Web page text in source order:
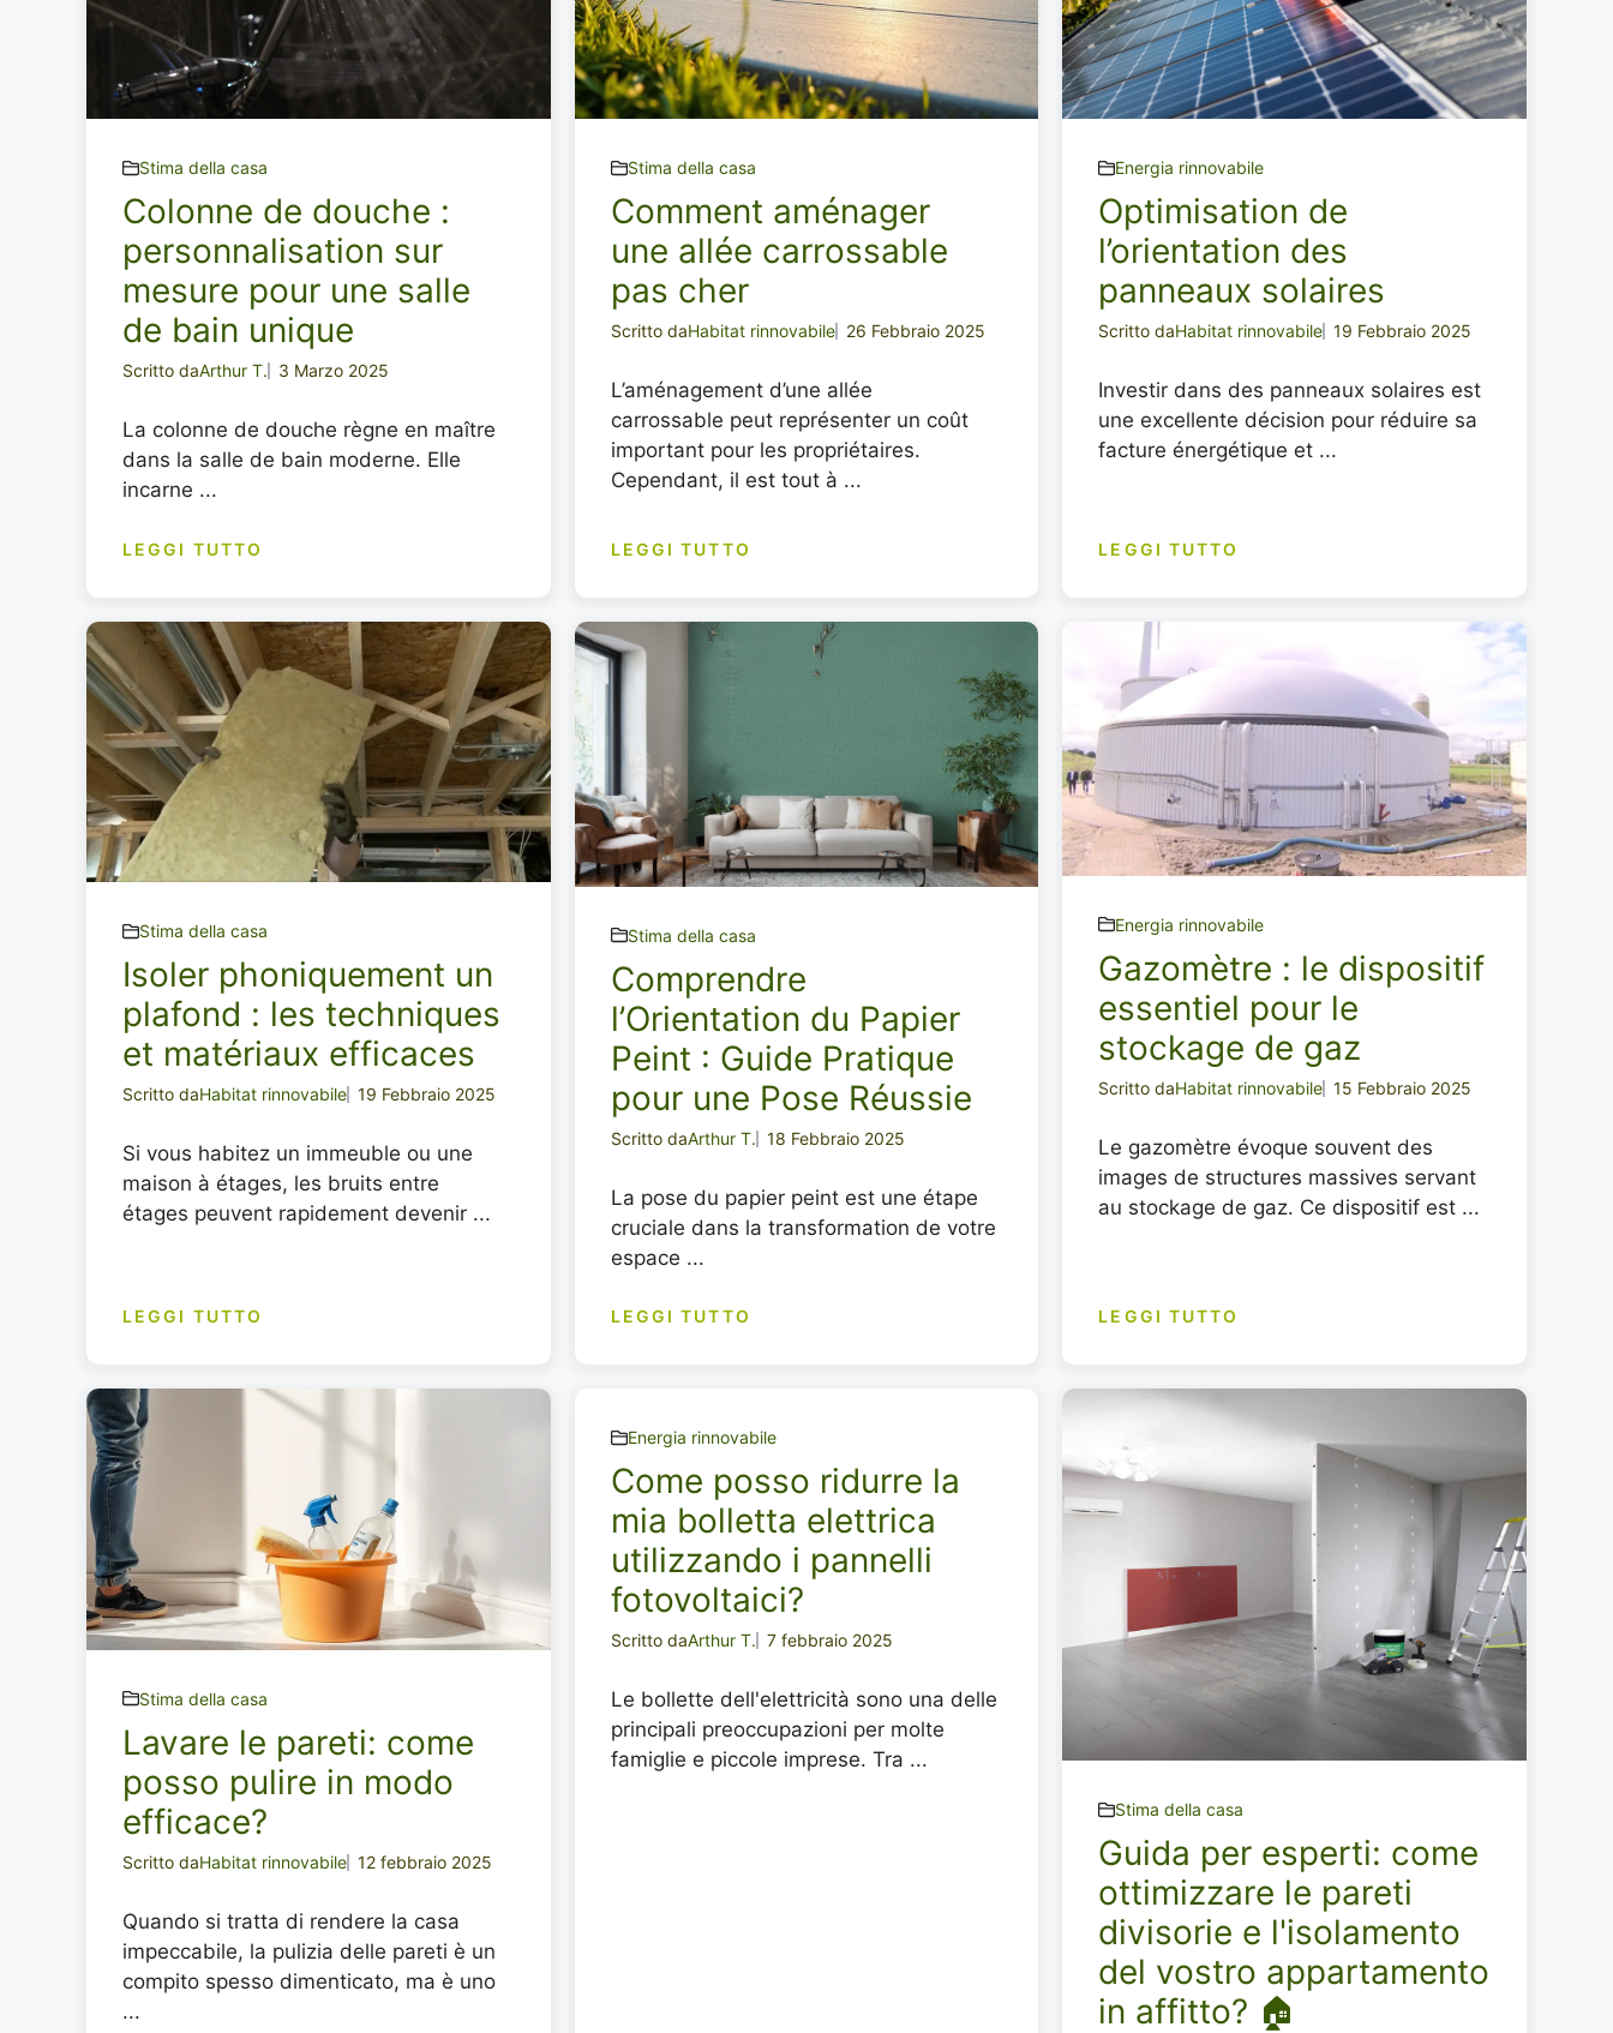
Stima della casa
Colonne de douche :
personnalisation sur
mesure pour une salle
de bain unique
Scritto daArthur T. 3 Marzo 2025
La colonne de douche règne en maître
dans la salle de bain moderne. Elle
incarne ...
LEGGI TUTTO
Stima della casa
Comment aménager
une allée carrossable
pas cher
Scritto daHabitat rinnovabile 26 Febbraio 2025
L’aménagement d’une allée
carrossable peut représenter un coût
important pour les propriétaires.
Cependant, il est tout à ...
LEGGI TUTTO
Energia rinnovabile
Optimisation de
l’orientation des
panneaux solaires
Scritto daHabitat rinnovabile 19 Febbraio 2025
Investir dans des panneaux solaires est
une excellente décision pour réduire sa
facture énergétique et ...
LEGGI TUTTO
Stima della casa
Isoler phoniquement un
plafond : les techniques
et matériaux efficaces
Scritto daHabitat rinnovabile 19 Febbraio 2025
Si vous habitez un immeuble ou une
maison à étages, les bruits entre
étages peuvent rapidement devenir ...
LEGGI TUTTO
Stima della casa
Comprendre
l’Orientation du Papier
Peint : Guide Pratique
pour une Pose Réussie
Scritto daArthur T. 18 Febbraio 2025
La pose du papier peint est une étape
cruciale dans la transformation de votre
espace ...
LEGGI TUTTO
Energia rinnovabile
Gazomètre : le dispositif
essentiel pour le
stockage de gaz
Scritto daHabitat rinnovabile 15 Febbraio 2025
Le gazomètre évoque souvent des
images de structures massives servant
au stockage de gaz. Ce dispositif est ...
LEGGI TUTTO
Stima della casa
Lavare le pareti: come
posso pulire in modo
efficace?
Scritto daHabitat rinnovabile 12 febbraio 2025
Quando si tratta di rendere la casa
impeccabile, la pulizia delle pareti è un
compito spesso dimenticato, ma è uno
...
Energia rinnovabile
Come posso ridurre la
mia bolletta elettrica
utilizzando i pannelli
fotovoltaici?
Scritto daArthur T. 7 febbraio 2025
Le bollette dell'elettricità sono una delle
principali preoccupazioni per molte
famiglie e piccole imprese. Tra ...
Stima della casa
Guida per esperti: come
ottimizzare le pareti
divisorie e l'isolamento
del vostro appartamento
in affitto? 🏠